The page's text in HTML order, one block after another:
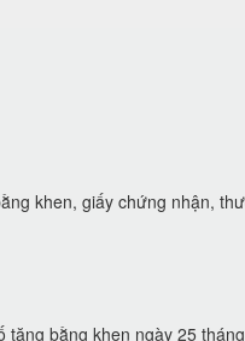
khen, giấy chứng nhận,
bằng khen ngày 25